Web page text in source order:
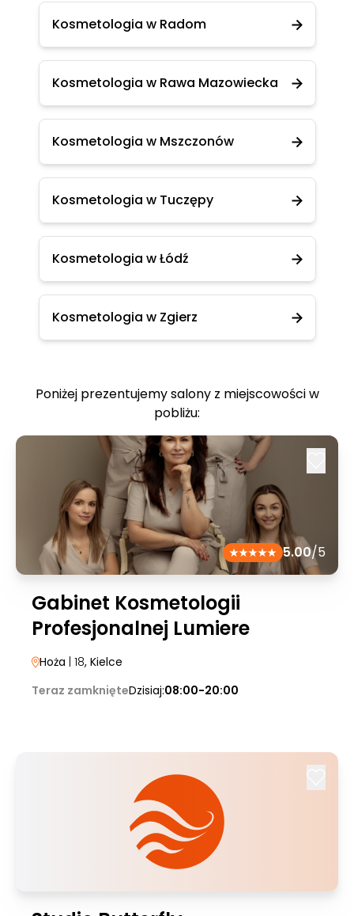
Kosmetologia w Radom
Kosmetologia w Rawa Mazowiecka
Kosmetologia w Mszczonów
Kosmetologia w Tuczępy
Kosmetologia w Łódź
Kosmetologia w Zgierz
Poniżej prezentujemy salony z miejscowości w
pobliżu:
5.00/5
Gabinet Kosmetologii
Profesjonalnej Lumiere
Hoża | 18, Kielce
Teraz zamknięteDzisiaj:08:00-20:00